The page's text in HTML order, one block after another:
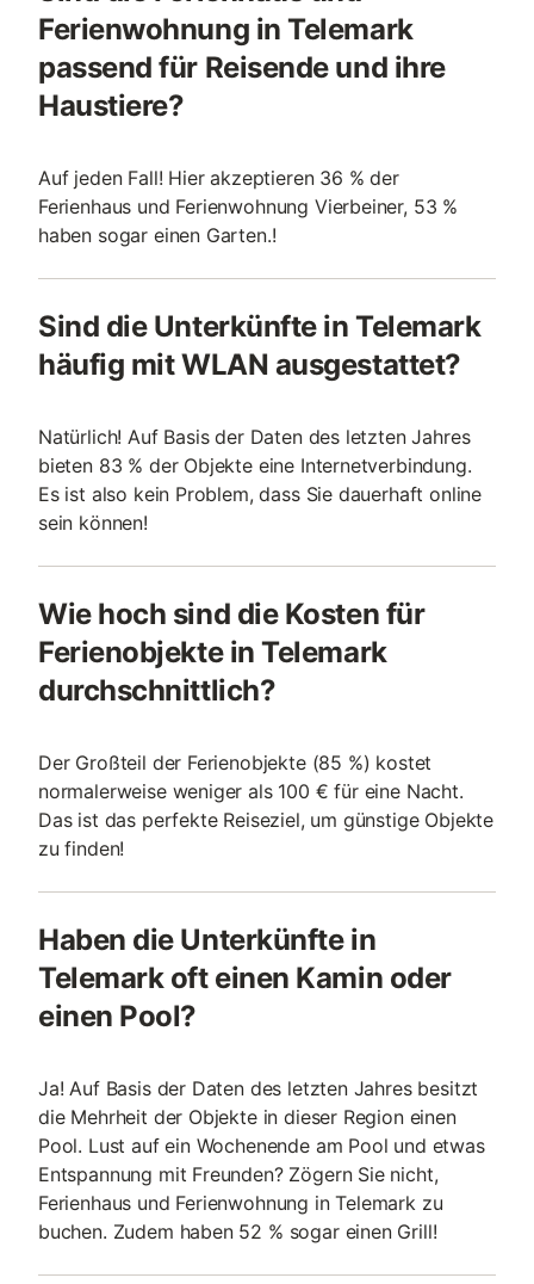
Ferienwohnung in Telemark
passend für Reisende und ihre
Haustiere?
Auf jeden Fall! Hier akzeptieren 36 % der
Ferienhaus und Ferienwohnung Vierbeiner, 53 %
haben sogar einen Garten.!
Sind die Unterkünfte in Telemark
häufig mit WLAN ausgestattet?
Natürlich! Auf Basis der Daten des letzten Jahres
bieten 83 % der Objekte eine Internetverbindung.
Es ist also kein Problem, dass Sie dauerhaft online
sein können!
Wie hoch sind die Kosten für
Ferienobjekte in Telemark
durchschnittlich?
Der Großteil der Ferienobjekte (85 %) kostet
normalerweise weniger als 100 € für eine Nacht.
Das ist das perfekte Reiseziel, um günstige Objekte
zu finden!
Haben die Unterkünfte in
Telemark oft einen Kamin oder
einen Pool?
Ja! Auf Basis der Daten des letzten Jahres besitzt
die Mehrheit der Objekte in dieser Region einen
Pool. Lust auf ein Wochenende am Pool und etwas
Entspannung mit Freunden? Zögern Sie nicht,
Ferienhaus und Ferienwohnung in Telemark zu
buchen. Zudem haben 52 % sogar einen Grill!